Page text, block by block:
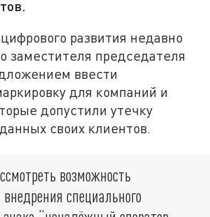
развития недавно
заместителя председателя
ввести
для компаний и
допустили утечку
своих клиентов.
возможность
специального